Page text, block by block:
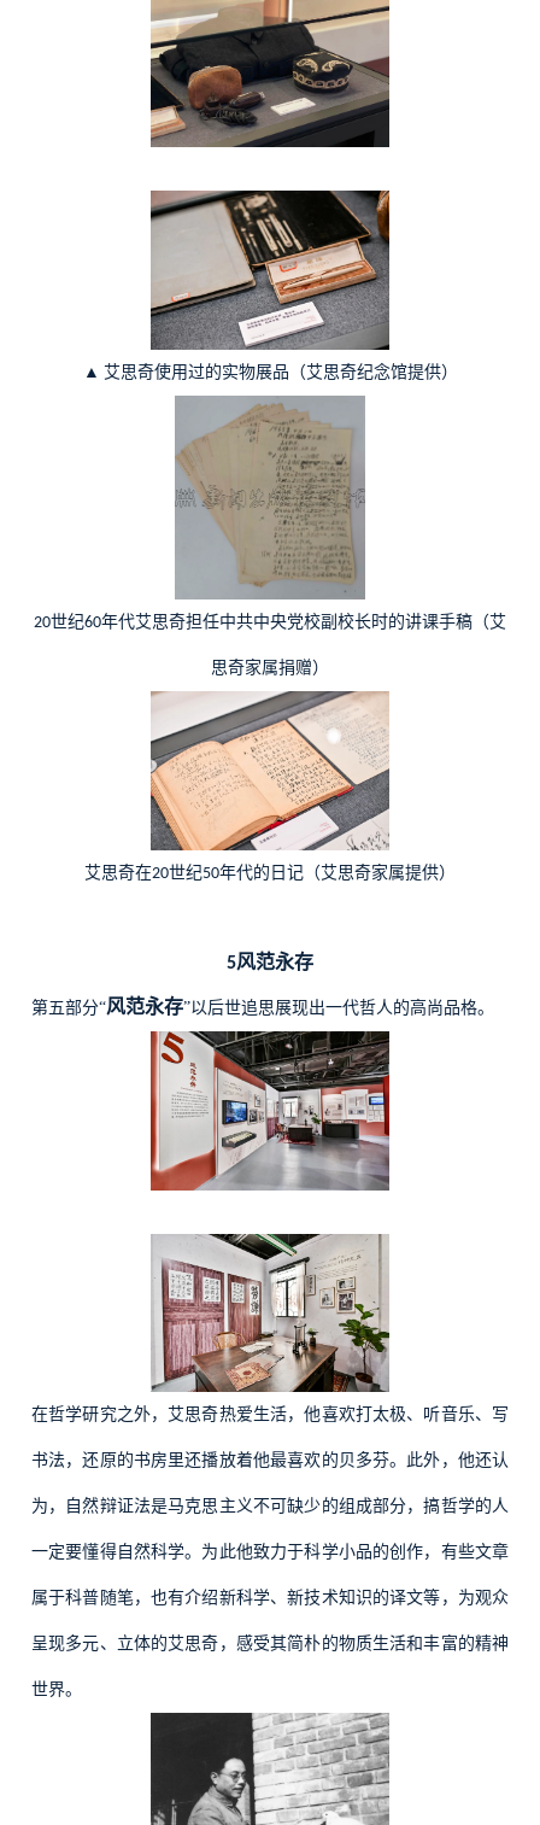
▲ 艾思奇使用过的实物展品（艾思奇纪念馆提供）
20世纪60年代艾思奇担任中共中央党校副校长时的讲课手稿（艾
思奇家属捐赠）
艾思奇在20世纪50年代的日记（艾思奇家属提供）
5风范永存
第五部分“风范永存”以后世追思展现出一代哲人的高尚品格。
在哲学研究之外，艾思奇热爱生活，他喜欢打太极、听音乐、写
书法，还原的书房里还播放着他最喜欢的贝多芬。此外，他还认
为，自然辩证法是马克思主义不可缺少的组成部分，搞哲学的人
一定要懂得自然科学。为此他致力于科学小品的创作，有些文章
属于科普随笔，也有介绍新科学、新技术知识的译文等，为观众
呈现多元、立体的艾思奇，感受其简朴的物质生活和丰富的精神
世界。